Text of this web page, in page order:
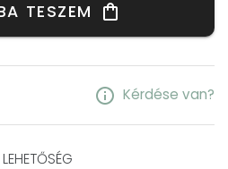
TESZEM shopping_bag
info Kérdése van?